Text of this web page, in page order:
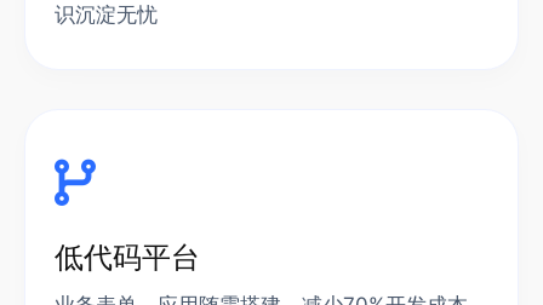
识沉淀无忧
低代码平台